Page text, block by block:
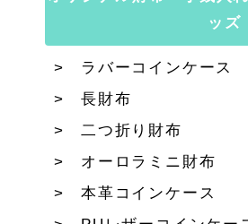
ッズ
ラバーコインケース
長財布
二つ折り財布
オーロラミニ財布
本革コインケース